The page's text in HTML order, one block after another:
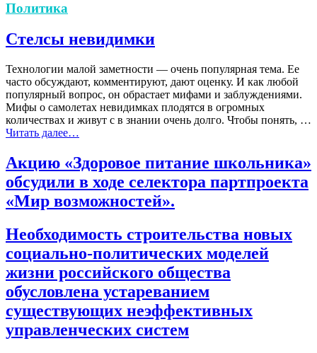
Политика
Стелсы невидимки
Технологии малой заметности — очень популярная тема. Ее
часто обсуждают, комментируют, дают оценку. И как любой
популярный вопрос, он обрастает мифами и заблуждениями.
Мифы о самолетах невидимках плодятся в огромных
количествах и живут с в знании очень долго. Чтобы понять, …
Читать далее…
Акцию «Здоровое питание школьника»
обсудили в ходе селектора партпроекта
«Мир возможностей».
Необходимость строительства новых
социально-политических моделей
жизни российского общества
обусловлена устареванием
существующих неэффективных
управленческих систем